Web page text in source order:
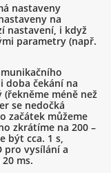
nastaveny
na
nastavení, i když
parametry (např.
doba čekání na
méně než
se nedočká
začátek můžeme
zkrátíme na 200 –
být cca. 1 s,
pro vysílání a
ms.